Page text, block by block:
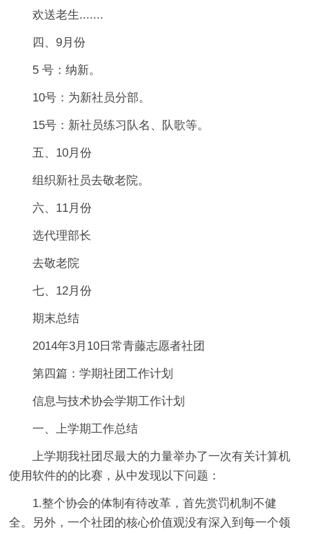
欢送老生.......
四、9月份
5 号：纳新。
10号：为新社员分部。
15号：新社员练习队名、队歌等。
五、10月份
组织新社员去敬老院。
六、11月份
选代理部长
去敬老院
七、12月份
期末总结
2014年3月10日常青藤志愿者社团
第四篇：学期社团工作计划
信息与技术协会学期工作计划
一、上学期工作总结
上学期我社团尽最大的力量举办了一次有关计算机
使用软件的的比赛，从中发现以下问题：
1.整个协会的体制有待改革，首先赏罚机制不健
全。另外，一个社团的核心价值观没有深入到每一个领